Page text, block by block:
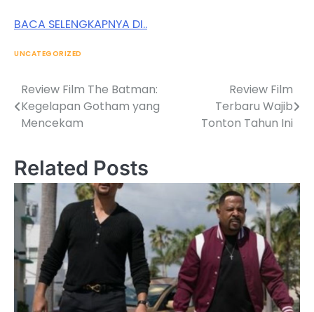
BACA SELENGKAPNYA DI..
UNCATEGORIZED
Post
navigation
Review Film The Batman:
Kegelapan Gotham yang
Mencekam
Review Film
Terbaru Wajib
Tonton Tahun Ini
Related Posts